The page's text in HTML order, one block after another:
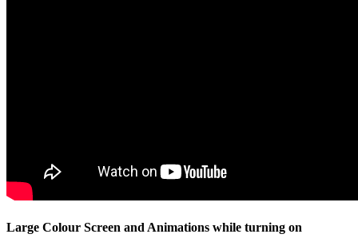
Large Colour Screen and Animations while turning on